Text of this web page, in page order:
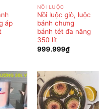
áp
NỒI LUỘC
Nồi luộc giò, luộc
bánh chưng
bánh tét đa năng
350 lít
999.999₫